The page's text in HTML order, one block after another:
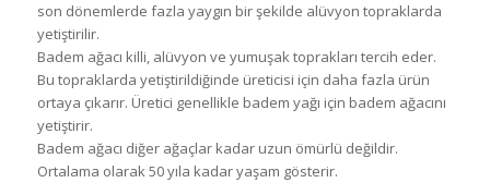
son dönemlerde fazla yaygın bir şekilde alüvyon topraklarda
yetiştirilir.
Badem ağacı killi, alüvyon ve yumuşak toprakları tercih eder.
Bu topraklarda yetiştirildiğinde üreticisi için daha fazla ürün
ortaya çıkarır. Üretici genellikle badem yağı için badem ağacını
yetiştirir.
Badem ağacı diğer ağaçlar kadar uzun ömürlü değildir.
Ortalama olarak 50 yıla kadar yaşam gösterir.